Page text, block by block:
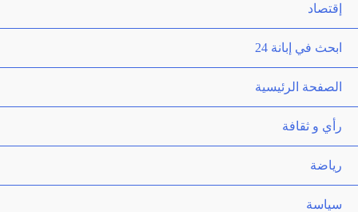
إقتصاد
ابحث في إبانة 24
الصفحة الرئيسية
رأي و ثقافة
رياضة
سياسة